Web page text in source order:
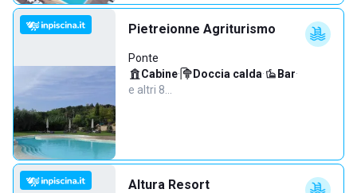
Pietreionne Agriturismo
Ponte
Cabine· Doccia calda· Bar·
e altri 8…
Altura Resort